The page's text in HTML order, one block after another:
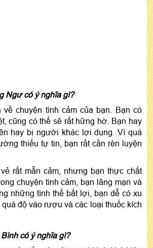
Ngư có ý nghĩa gì?
về chuyện tình cảm của bạn. Bạn có
cũng có thể sẽ rất hững hờ. Bạn hay
hay bị người khác lợi dụng. Vì quá
thiếu tự tin, bạn rất cần rèn luyện
rất mẫn cảm, nhưng bạn thực chất
chuyện tình cảm, bạn lãng mạn và
những tình thế bất lợi, bạn dễ có xu
độ vào rượu và các loại thuốc kích
có ý nghĩa gì?